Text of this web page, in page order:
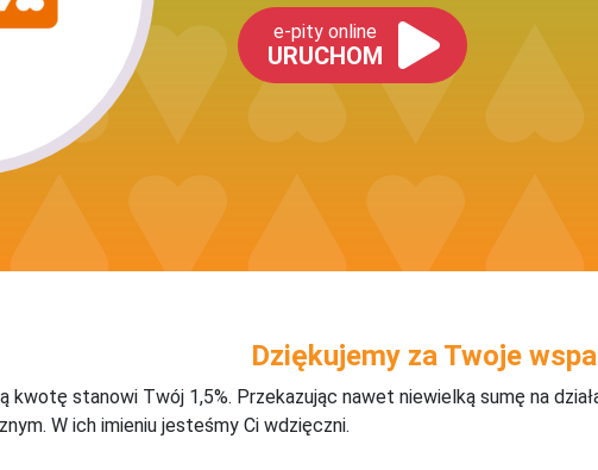
e-pity online
URUCHOM
Dziękujemy za Twoje
kwotę stanowi Twój 1,5%. Przekazując nawet niewielką sumę na
W ich imieniu jesteśmy Ci wdzięczni.